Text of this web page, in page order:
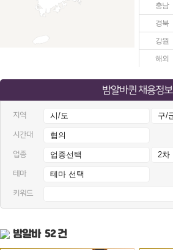
충남
경북
강원
해외
밤알바퀸 채용정보
지역
시간대
업종
테마
키워드
밤알바 52 건